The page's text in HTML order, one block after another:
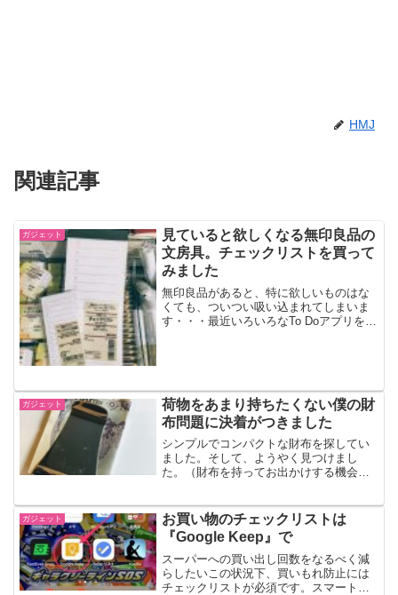
HMJ
関連記事
ガジェット
見ていると欲しくなる無印良品の
文房具。チェックリストを買って
みました
無印良品があると、特に欲しいものはな
くても、ついつい吸い込まれてしまいま
す・・・最近いろいろなTo Doアプリをお
ガジェット
荷物をあまり持ちたくない僕の財
布問題に決着がつきました
シンプルでコンパクトな財布を探してい
ました。そして、ようやく見つけまし
た。（財布を持ってお出かけする機会が
うことだった持ち物を最小限にしたい。
だから財布もコンパクトなも...
ガジェット
お買い物のチェックリストは
『Google Keep』で
スーパーへの買い出し回数をなるべく減
らしたいこの状況下、買いもれ防止には
チェックリストが必須です。スマートフ